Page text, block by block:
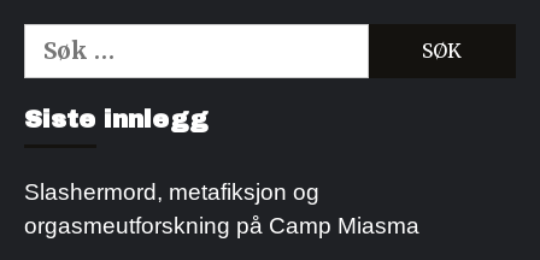
Søk
etter:
Siste innlegg
Slashermord, metafiksjon og
orgasmeutforskning på Camp Miasma